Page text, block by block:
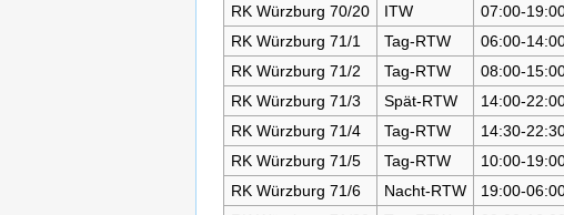
RK Würzburg 70/20
ITW 07:00-
RK Würzburg 71/1
Tag-RTW 06:00-
RK Würzburg 71/2
Tag-RTW 08:00-
RK Würzburg 71/3
Spät-RTW 14:00-
RK Würzburg 71/4
Tag-RTW
14:30-
RK Würzburg 71/5
Tag-RTW
10:00-
RK Würzburg 71/6
Nacht-RTW 19:00-